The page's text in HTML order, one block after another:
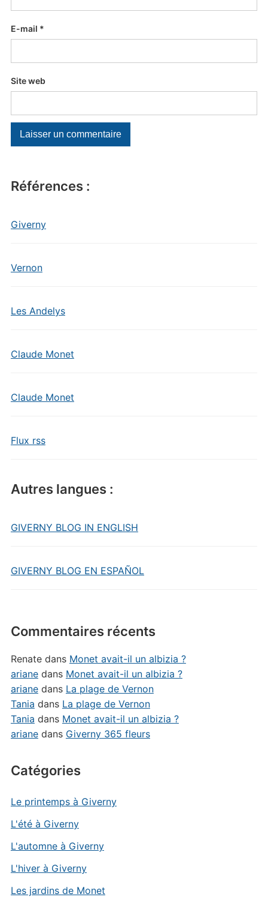
Références :
Giverny
Vernon
Les Andelys
Claude Monet
Claude Monet
Flux rss
Autres langues :
GIVERNY BLOG IN ENGLISH
GIVERNY BLOG EN ESPAÑOL
E-mail *
Site web
Commentaires récents
Renatedans Monet avait-il un albizia ?
arianedans Monet avait-il un albizia ?
arianedans La plage de Vernon
Tania dans La plage de Vernon
Tania dans Monet avait-il un albizia ?
arianedans Giverny 365 fleurs
Catégories
Le printemps à Giverny
L'été à Giverny
L'automne à Giverny
L'hiver à Giverny
Les jardins de Monet